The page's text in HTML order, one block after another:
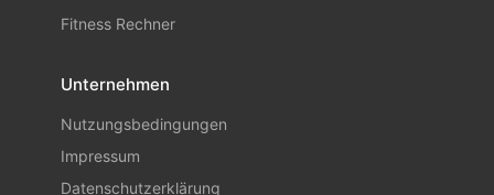
Fitness Rechner
Unternehmen
Nutzungsbedingungen
Impressum
Datenschutzerklärung